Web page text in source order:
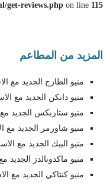
get-reviews.php on line 115
المزيد من المطاعم
منيو الطازج الجديد مع
منيو دانكن الجديد مع
منيو ستاربكس الجديد مع
منيو شاورمر الجديد مع
منيو البيك الجديد مع
منيو ماكدونالدز الجديد
منيو كنتاكي الجديد مع